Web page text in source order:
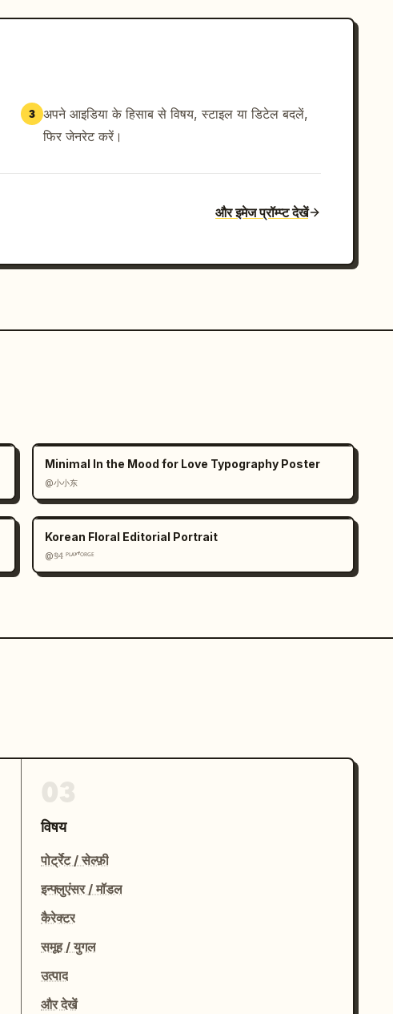
3 अपने आइडिया के हिसाब से विषय, स्टाइल या डिटेल बदलें,
फिर जेनरेट करें।
और इमेज प्रॉम्प्ट देखें
Minimal In the Mood for Love Typography Poster
@小小东
Korean Floral Editorial Portrait
@𝟡𝟜 ᴾᴸᴬʸᶠᴼᴿᴳᴱ
विषय
पोर्ट्रेट / सेल्फ़ी
इन्फ्लुएंसर / मॉडल
कैरेक्टर
समूह / युगल
उत्पाद
और देखें